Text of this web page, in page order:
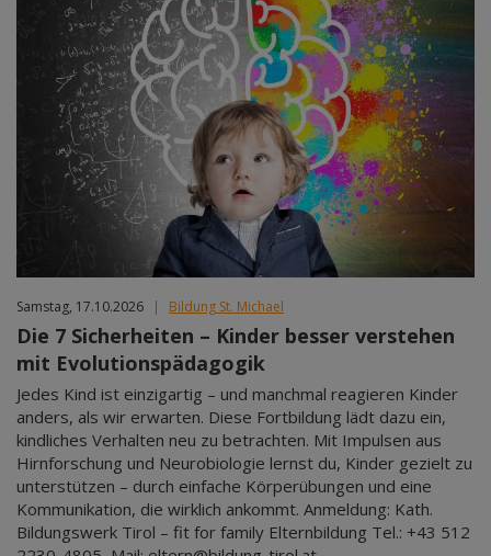
Samstag, 17.10.2026 | Bildung St. Michael
Die 7 Sicherheiten – Kinder besser verstehen
mit Evolutionspädagogik
Jedes Kind ist einzigartig – und manchmal reagieren Kinder
anders, als wir erwarten. Diese Fortbildung lädt dazu ein,
kindliches Verhalten neu zu betrachten. Mit Impulsen aus
Hirnforschung und Neurobiologie lernst du, Kinder gezielt zu
unterstützen – durch einfache Körperübungen und eine
Kommunikation, die wirklich ankommt. Anmeldung: Kath.
Bildungswerk Tirol – fit for family Elternbildung Tel.: +43 512